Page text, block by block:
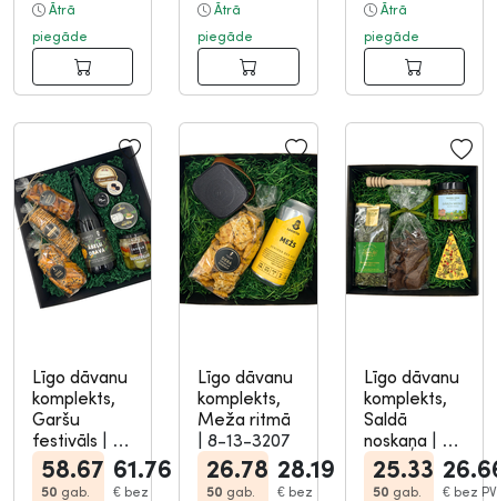
Ātrā
piegāde
Ātrā
piegāde
Ātrā
piegāde
Līgo dāvanu
komplekts,
Garšu
festivāls
8-
13-3213
58.67
50 gab.
61.76
€ bez
Līgo dāvanu
komplekts,
Meža ritmā
|8-13-3207
26.78
50 gab.
28.19
€ bez
Līgo dāvanu
komplekts,
Saldā
noskaņa
8-
13-3208
25.33
50 gab.
€ bez